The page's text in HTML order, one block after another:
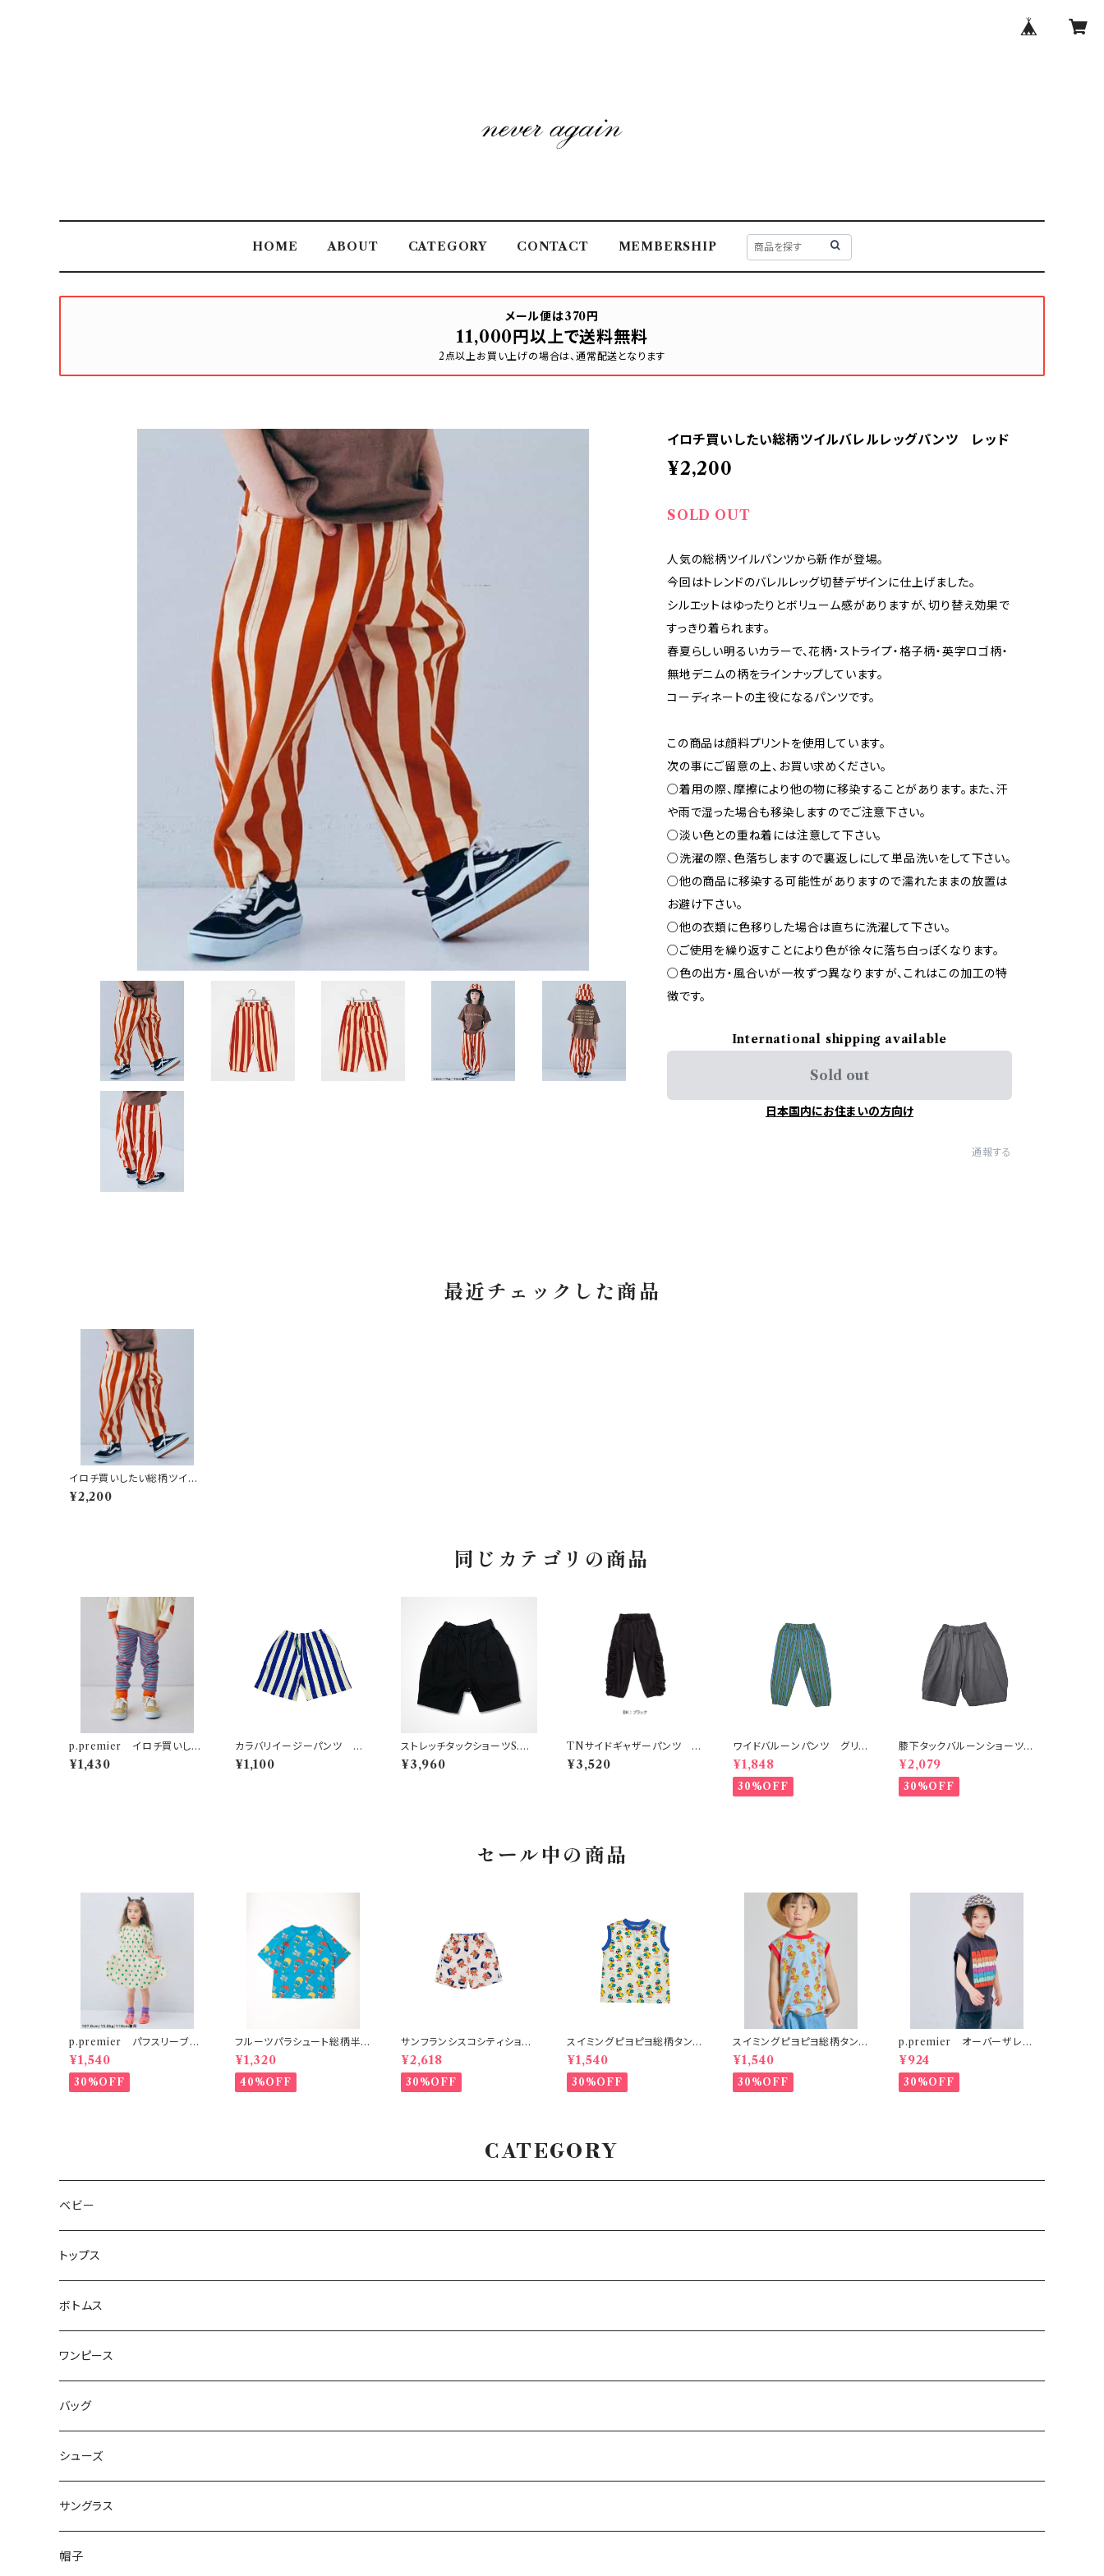
HOME ABOUT CATEGORY CONTACT MEMBERSHIP
メール便は370円
11,000円以上で送料無料
2点以上お買い上げの場合は、通常配送となります
イロチ買いしたい総柄ツイルバレルレッグパンツ レッド
¥2,200
SOLD OUT
人気の総柄ツイルパンツから新作が登場。
今回はトレンドのバレルレッグ切替デザインに仕上げました。
シルエットはゆったりとボリューム感がありますが、切り替え効果で
すっきり着られます。
春夏らしい明るいカラーで、花柄・ストライプ・格子柄・英字ロゴ柄・
無地デニムの柄をラインナップしています。
コーディネートの主役になるパンツです。
この商品は顔料プリントを使用しています。
次の事にご留意の上、お買い求めください。
○着用の際、摩擦により他の物に移染することがあります。また、汗
や雨で湿った場合も移染しますのでご注意下さい。
○淡い色との重ね着には注意して下さい。
○洗濯の際、色落ちしますので裏返しにして単品洗いをして下さい。
○他の商品に移染する可能性がありますので濡れたままの放置は
お避け下さい。
○他の衣類に色移りした場合は直ちに洗濯して下さい。
○ご使用を繰り返すことにより色が徐々に落ち白っぽくなります。
○色の出方・風合いが一枚ずつ異なりますが、これはこの加工の特
徴です。
International shipping available
Sold out
日本国内にお住まいの方向け
通報する
最近チェックした商品
イロチ買いしたい総柄ツイル
バレルレッグパンツ レッド
¥2,200
同じカテゴリの商品
p.premier イロチ買いした
いnobi-nobiストレッチレギパ
ン ブルー
¥1,430
カラバリイージーパンツ スト
ライプ柄
¥1,100
ストレッチタックショーツS.M.
L
¥3,960
TNサイドギャザーパンツ ブ
ラック 150-160
¥3,520
ワイドバルーンパンツ グリ
ーン 80-140
¥1,848
30%OFF
膝下タックバルーンショーツ
チャコール
¥2,079
30%OFF
セール中の商品
p.premier パフスリーブワ
ンピース ドット柄
¥1,540
30%OFF
フルーツパラシュート総柄半
袖Tシャツ ブルー
¥1,320
40%OFF
サンフランシスコシティショー
ツ オフホワイト 150-160
¥2,618
30%OFF
スイミングピヨピヨ総柄タンク
トップ アイボリー
¥1,540
30%OFF
スイミングピヨピヨ総柄タンク
トップ サックス
¥1,540
30%OFF
p.premier オーバーザレイ
ンボータンクTシャツ リンク
¥924
30%OFF
CATEGORY
ベビー
トップス
ボトムス
ワンピース
バッグ
シューズ
サングラス
帽子